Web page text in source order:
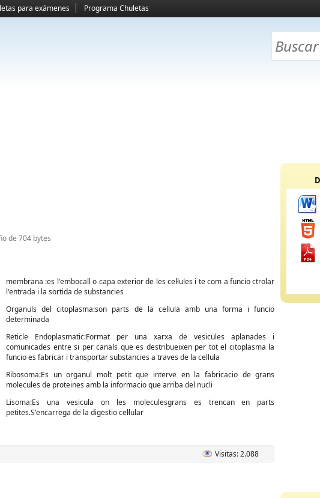
para exámenes Programa Chuletas
de 704 bytes
membrana :es l'embocall o capa exterior de les cel·lules i te com a funcio ctrolar
l'entrada i la sortida de substancies
Organuls del citoplasma:son parts de la cel·lula amb una forma i funcio
determinada
Reticle Endoplasmatic:Format per una xarxa de vesicules aplanades i
comunicades entre si per canals que es destribueixen per tot el citoplasma la
funcio es fabricar i transportar substancies a traves de la cel·lula
Ribosoma:Es un organul molt petit que interve en la fabricacio de grans
molecules de proteines amb la informacio que arriba del nucli
Lisoma:Es una vesicula on les moleculesgrans es trencan en parts
petites.S'encarrega de la digestio cel·lular
Visitas: 2.088